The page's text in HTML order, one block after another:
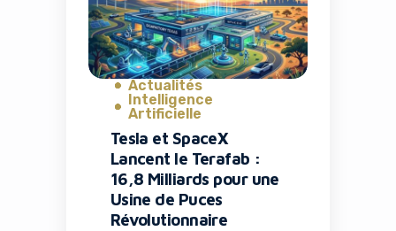
conférence Def Con à Las
Vegas. Leur scan […]
Actualités
Intelligence
Artificielle
Tesla et SpaceX
Lancent le Terafab :
16,8 Milliards pour une
Usine de Puces
Révolutionnaire